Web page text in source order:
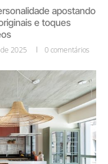
apostando
e toques
2025 0 comentários